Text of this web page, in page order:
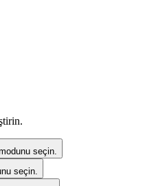
seçin.
seçin.